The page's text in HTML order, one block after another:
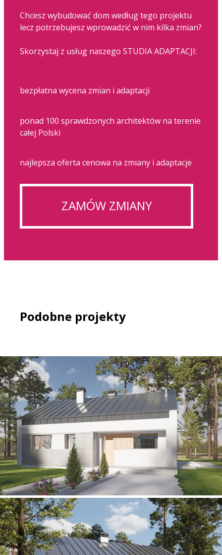
Chcesz wybudować dom według tego projektu
lecz potrzebujesz wprowadzić w nim kilka zmian?
Skorzystaj z usług naszego STUDIA ADAPTACJI:
bezpłatna wycena zmian i adaptacji
ponad 100 sprawdzonych architektów na terenie
całej Polski
najlepsza oferta cenowa na zmiany i adaptacje
ZAMÓW ZMIANY
Podobne projekty